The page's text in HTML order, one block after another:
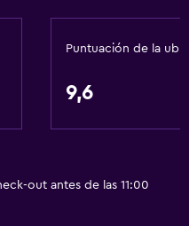
Puntuación de la
9,6
out antes de las 11:00